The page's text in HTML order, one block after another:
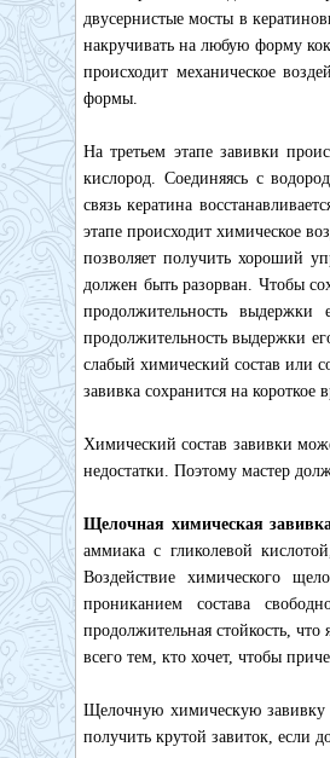
двусернистые мосты в
накручивать на любую форму
происходит механическое
формы.
На третьем этапе завивки
кислород. Соединяясь с
связь кератина
этапе происходит химическое
позволяет получить хороший
должен быть разорван. Чтобы
продолжительность
продолжительность выдержки
слабый химический состав или
завивка сохранится на короткое
Химический состав завивки
недостатки. Поэтому мастер
Щелочная химическая
аммиака с гликолевой
Воздействие химического
прониканием состава
продолжительная стойкость,
всего тем, кто хочет, чтобы
Щелочную химическую завивку
получить крутой завиток, если